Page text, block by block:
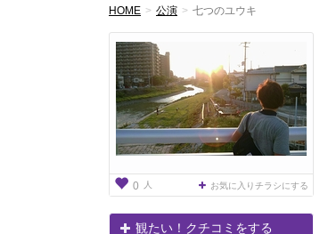
HOME 公演 七つのユウキ
0 人 お気に入りチラシにする
観たい！クチコミをする